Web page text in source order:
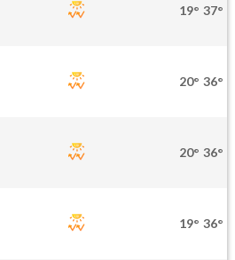
19° 37°
20° 36°
20° 36°
19° 36°